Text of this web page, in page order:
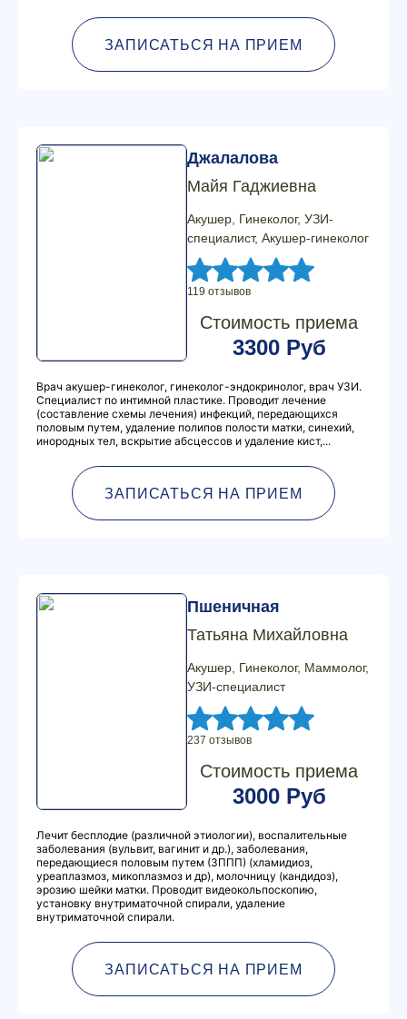
ЗАПИСАТЬСЯ НА ПРИЕМ
Джалалова
Майя Гаджиевна
Акушер, Гинеколог, УЗИ-
специалист, Акушер-гинеколог
119 отзывов
Стоимость приема
3300 Руб
Врач акушер-гинеколог, гинеколог-эндокринолог, врач УЗИ.
Специалист по интимной пластике. Проводит лечение
(составление схемы лечения) инфекций, передающихся
половым путем, удаление полипов полости матки, синехий,
инородных тел, вскрытие абсцессов и удаление кист,...
ЗАПИСАТЬСЯ НА ПРИЕМ
Пшеничная
Татьяна Михайловна
Акушер, Гинеколог, Маммолог,
УЗИ-специалист
237 отзывов
Стоимость приема
3000 Руб
Лечит бесплодие (различной этиологии), воспалительные
заболевания (вульвит, вагинит и др.), заболевания,
передающиеся половым путем (ЗППП) (хламидиоз,
уреаплазмоз, микоплазмоз и др), молочницу (кандидоз),
эрозию шейки матки. Проводит видеокольпоскопию,
установку внутриматочной спирали, удаление
внутриматочной спирали.
ЗАПИСАТЬСЯ НА ПРИЕМ